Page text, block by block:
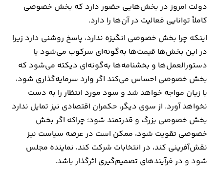
دولت امروز در بخش‌هایی حضور دارد که بخش خصوصی
کاملاً توانایی فعالیت در آن‌ها را دارد.
اینکه چرا بخش خصوصی انگیزه ندارد، پاسخ روشنی دارد زیرا
در این بخش‌ها قیمت‌ها به‌گونه‌ای سرکوب می‌شود یا
دستورالعمل‌ها و بخشنامه‌ها به‌گونه‌ای دیکته می‌شود که
بخش خصوصی احساس می‌کند اگر وارد سرمایه‌گذاری شود،
با زیان مواجه خواهد شد و سود مورد انتظار را به دست
نخواهد آورد. از سوی دیگر، حکمران اقتصادی نیز تمایل ندارد
بخش خصوصی بزرگ و قدرتمند شود؛ چراکه اگر بخش
خصوصی تقویت شود، ممکن است در عرصه سیاست نیز
نقش‌آفرینی کند، در انتخابات شرکت کند، نماینده مجلس
شود و در فرآیندهای تصمیم‌گیری اثرگذار باشد.